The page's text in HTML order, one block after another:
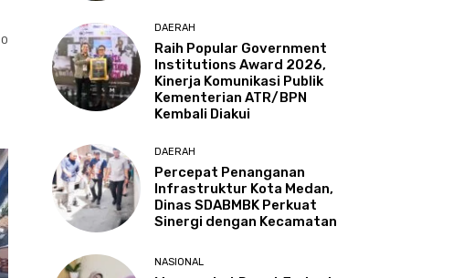
0
DAERAH
Raih Popular Government
Institutions Award 2026,
Kinerja Komunikasi Publik
Kementerian ATR/BPN
Kembali Diakui
DAERAH
Percepat Penanganan
Infrastruktur Kota Medan,
Dinas SDABMBK Perkuat
Sinergi dengan Kecamatan
NASIONAL